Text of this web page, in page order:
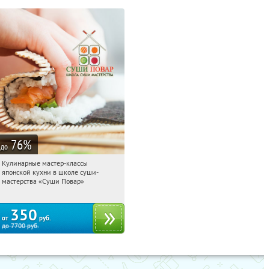
до 76%
04:04:52 Купили:
Бауманская
Кулинарные мастер-классы
японской кухни в школе суши-
мастерства «Суши Повар»
от 350 руб.
до7700руб.